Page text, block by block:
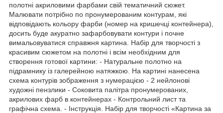
полотні акриловими фарбами свій тематичний сюжет.
Малювати потрібно по пронумерованим контурам, які
відповідають кольору фарби (номер на кришечці контейнера),
досить буде акуратно зафарбовувати контури і почне
вимальовуватися справжня картина. Набір для творчості з
красивим сюжетом на полотні і всім необхідним для
створення готової картини: - Натуральне полотно на
підрамнику із галерейною натяжкою. На картині нанесена
схема контурів зображення з нумерацією - 2 нейлонові
художні пензлики - Соковита палітра пронумерованих,
акрилових фарб в контейнерах - Контрольний лист та
графічна схема. - Інструкція. Набір для творчості «Картина за